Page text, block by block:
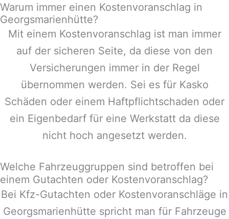
Warum immer einen Kostenvoranschlag in
Georgsmarienhütte?
Mit einem Kostenvoranschlag ist man immer
auf der sicheren Seite, da diese von den
Versicherungen immer in der Regel
übernommen werden. Sei es für Kasko
Schäden oder einem Haftpflichtschaden oder
ein Eigenbedarf für eine Werkstatt da diese
nicht hoch angesetzt werden.
Welche Fahrzeuggruppen sind betroffen bei
einem Gutachten oder Kostenvoranschlag?
Bei Kfz-Gutachten oder Kostenvoranschläge in
Georgsmarienhütte spricht man für Fahrzeuge